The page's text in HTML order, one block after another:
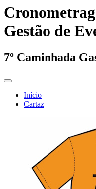
Gestão de
7º Caminhada
Início
Cartaz